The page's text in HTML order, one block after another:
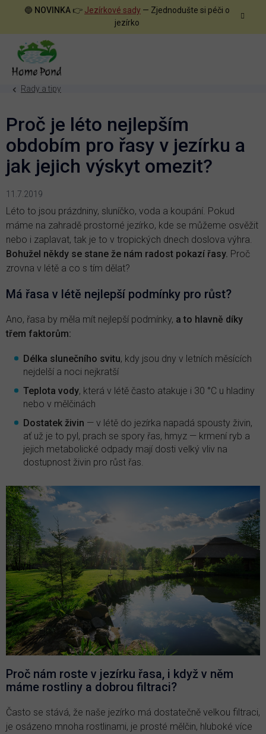
🔵 NOVINKA 👉 Jezírkové sady — Zjednodušte si péči o
jezírko
Rady a tipy
Proč je léto nejlepším
obdobím pro řasy v jezírku a
jak jejich výskyt omezit?
11.7.2019
Léto to jsou prázdniny, sluníčko, voda a koupání. Pokud
máme na zahradě prostorné jezírko, kde se můžeme osvěžit
nebo i zaplavat, tak je to v tropických dnech doslova výhra.
Bohužel někdy se stane že nám radost pokazí řasy. Proč
zrovna v létě a co s tím dělat?
Má řasa v létě nejlepší podmínky pro růst?
Ano, řasa by měla mít nejlepší podmínky, a to hlavně díky
třem faktorům:
Délka slunečního svitu, kdy jsou dny v letních měsících
nejdelší a noci nejkratší
Teplota vody, která v létě často atakuje i 30 °C u hladiny
nebo v mělčinách
Dostatek živin — v létě do jezírka napadá spousty živin,
ať už je to pyl, prach se spory řas, hmyz — krmení ryb a
jejich metabolické odpady mají dosti velký vliv na
dostupnost živin pro růst řas.
Proč nám roste v jezírku řasa, i když v něm
máme rostliny a dobrou filtraci?
Často se stává, že naše jezírko má dostatečně velkou filtraci,
je osázeno mnoha rostlinami, je prosté mělčin, hluboké více